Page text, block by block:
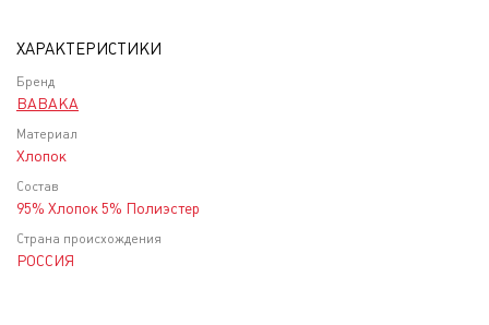
ХАРАКТЕРИСТИКИ
Бренд
BABAKA
Материал
Хлопок
Состав
95% Хлопок 5% Полиэстер
Страна происхождения
РОССИЯ